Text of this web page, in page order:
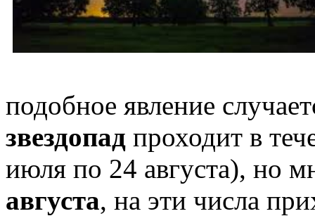
подобное явление
звездопад проходит в
июля по 24 августа), но
августа, на эти числа